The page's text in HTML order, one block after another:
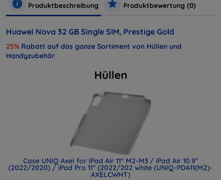
Produktbeschreibung Produktbewertung (0)
Huawei Nova 32 GB Single SIM, Prestige Gold
25% Rabatt auf das ganze Sortiment von Hüllen und
Handyzubehör
Hüllen
Case UNIQ Axel for iPad Air 11" M2-M3 / iPad Air 10.9"
(2022/2020) / iPad Pro 11" (2022/202 white (UNIQ-PDA11(M2)-
AXELCWHT)